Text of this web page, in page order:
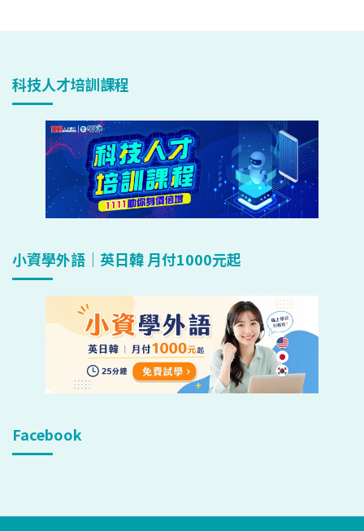
科技人才培訓課程
小資學外語｜英日韓 月付1000元起
Facebook